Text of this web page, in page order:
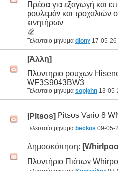
Πρέσα για εξαγωγή και
ρουλεμάν και τροχαλιών
κινητήρων
Τελευταίο μήνυμα diony 17-05-26
[Άλλη]
Πλυντηριο ρουχων
WF3S9043BW3
Τελευταίο μήνυμα sopjohn 13-05-
[Pitsos] Pitsos Vario 8
Τελευταίο μήνυμα beckos 09-05-
Δημοσκόπηση:
Πλυντήριο Πιάτων